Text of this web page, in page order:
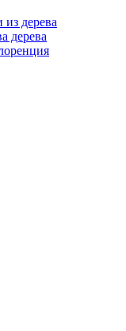
дерева
дерева